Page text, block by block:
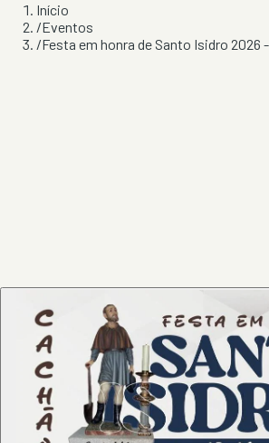
Início
/Eventos
/Festa em honra de Santo Isidro 2026